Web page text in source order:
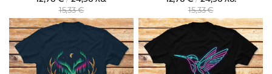
15,33 €
15,33 €